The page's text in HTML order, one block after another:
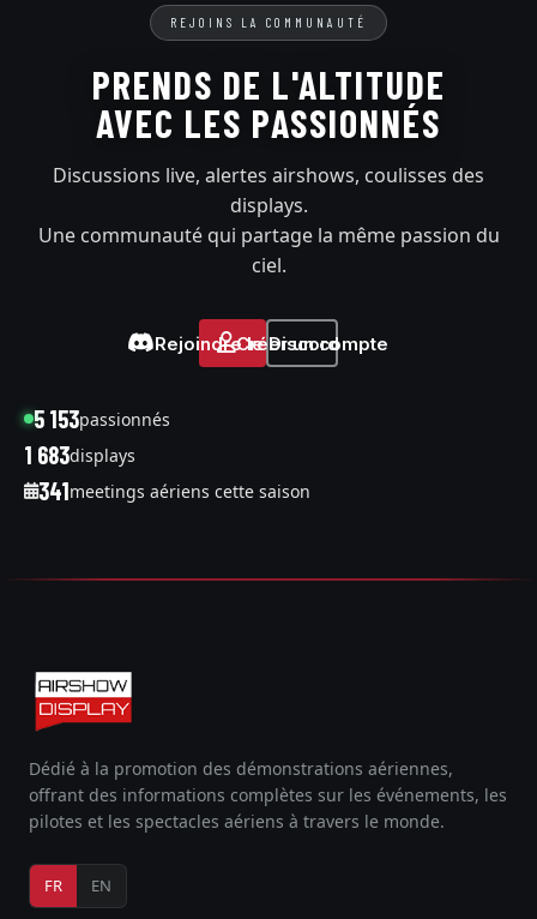
REJOINS LA COMMUNAUTÉ
PRENDS DE L'ALTITUDE
AVEC LES PASSIONNÉS
Discussions live, alertes airshows, coulisses des
displays.
Une communauté qui partage la même passion du
ciel.
Rejoindre le Discord
Créer un compte
5 153passionnés
1 683displays
341meetings aériens cette saison
Dédié à la promotion des démonstrations aériennes,
offrant des informations complètes sur les événements, les
pilotes et les spectacles aériens à travers le monde.
FR EN